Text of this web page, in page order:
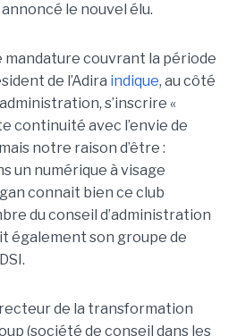
le nouvel élu.
couvrant la période
de l’Adira indique, au côté
s’inscrire «
continuité avec l’envie de
notre raison d’être :
un numérique à visage
connait bien ce club
du conseil d’administration
également son groupe de
SI.
de la transformation
(société de conseil dans les